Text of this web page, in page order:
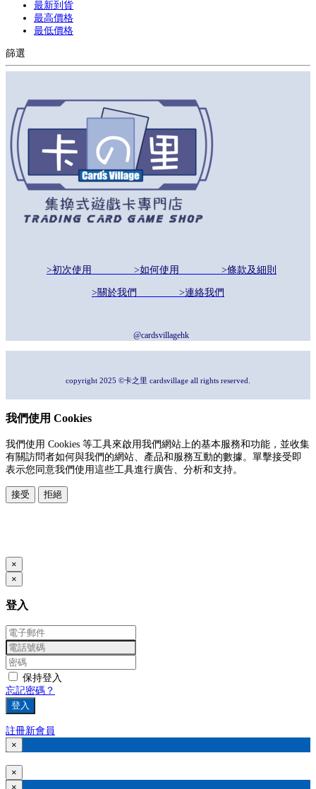
最新到貨
最高價格
最低價格
篩選
>初次使用 >如何使用 >條款及細則
>關於我們 >連絡我們
@cardsvillagehk
copyright 2025 ©卡之里 cardsvillage all rights reserved.
我們使用 Cookies
我們使用 Cookies 等工具來啟用我們網站上的基本服務和功能，並收集
有關訪問者如何與我們的網站、產品和服務互動的數據。單擊接受即
表示您同意我們使用這些工具進行廣告、分析和支持。
接受 拒絕
×
×
登入
保持登入
忘記密碼？
登入
註冊新會員
×
×